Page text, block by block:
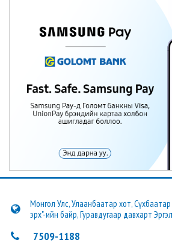
Монгол Улс, Улаанбаатар хот, Сүхбаатар
эрх"-ийн байр, Гуравдугаар давхарт
7509-1188